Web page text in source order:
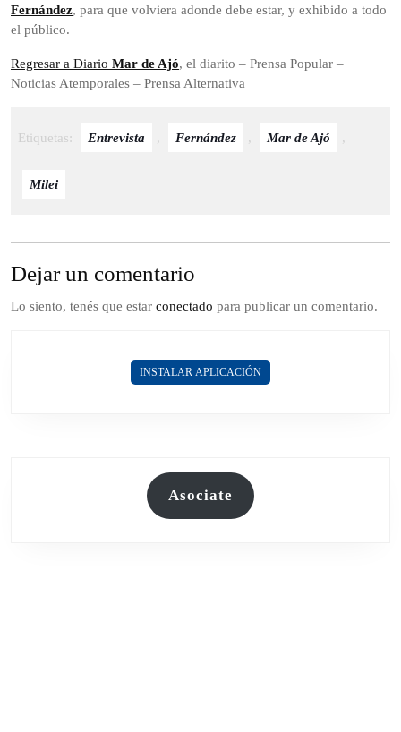
Fernández, para que volviera adonde debe estar, y exhibido a todo
el público.
Regresar a Diario Mar de Ajó, el diarito – Prensa Popular –
Noticias Atemporales – Prensa Alternativa
Etiquetas: Entrevista , Fernández , Mar de Ajó ,
Milei
Dejar un comentario
Lo siento, tenés que estar conectado para publicar un comentario.
INSTALAR APLICACIÓN
Asociate